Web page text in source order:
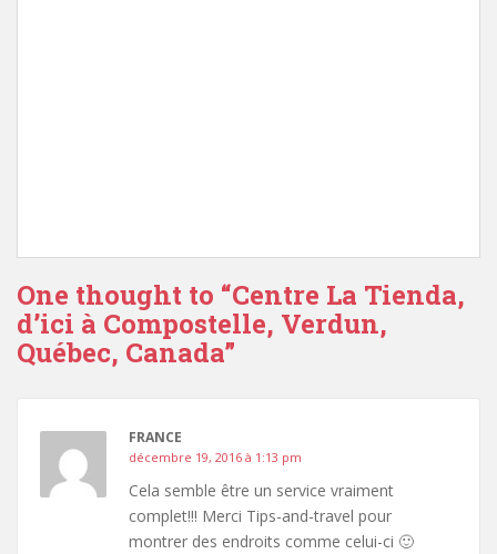
One thought to “Centre La Tienda,
d’ici à Compostelle, Verdun,
Québec, Canada”
FRANCE
décembre 19, 2016 à 1:13 pm
Cela semble être un service vraiment
complet!!! Merci Tips-and-travel pour
montrer des endroits comme celui-ci 🙂